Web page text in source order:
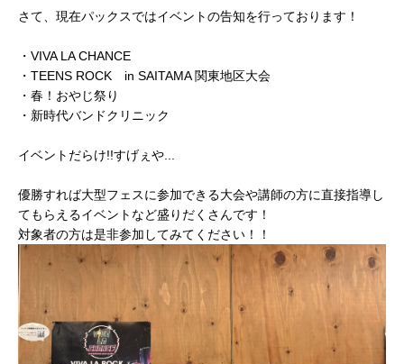
さて、現在パックスではイベントの告知を行っております！
・VIVA LA CHANCE
・TEENS ROCK in SAITAMA 関東地区大会
・春！おやじ祭り
・新時代バンドクリニック
イベントだらけ!!すげぇや...
優勝すれば大型フェスに参加できる大会や講師の方に直接指導し
てもらえるイベントなど盛りだくさんです！
対象者の方は是非参加してみてください！！